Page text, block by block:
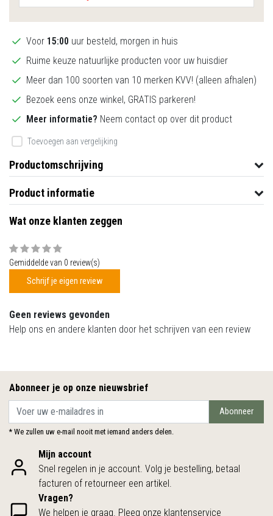
Voor 15:00 uur besteld, morgen in huis
Ruime keuze natuurlijke producten voor uw huisdier
Meer dan 100 soorten van 10 merken KVV! (alleen afhalen)
Bezoek eens onze winkel, GRATIS parkeren!
Meer informatie? Neem contact op over dit product
Toevoegen aan vergelijking
Productomschrijving
Product informatie
Wat onze klanten zeggen
Gemiddelde van 0 review(s)
Schrijf je eigen review
Geen reviews gevonden
Help ons en andere klanten door het schrijven van een review
Abonneer je op onze nieuwsbrief
Abonneer
* We zullen uw e-mail nooit met iemand anders delen.
Mijn account
Snel regelen in je account. Volg je bestelling, betaal
facturen of retourneer een artikel.
Vragen?
We helpen je graag. Pleeg onze klantenservice